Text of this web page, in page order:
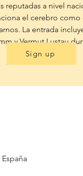
reputadas a nivel
el cerebro como
La entrada
y Vermut Lustau
Sign up